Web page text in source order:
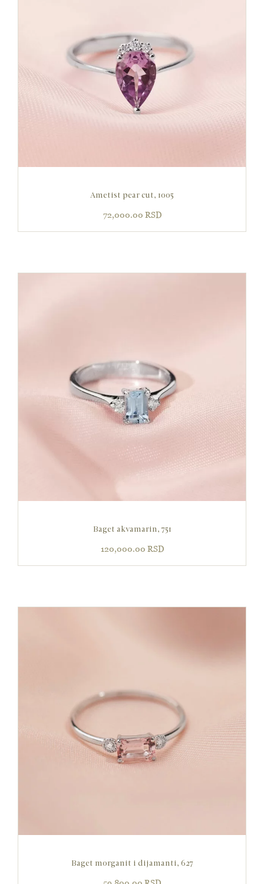
Ametist pear cut, 1005
72,000.00 RSD
Baget akvamarin, 751
120,000.00 RSD
Baget morganit i dijamanti, 627